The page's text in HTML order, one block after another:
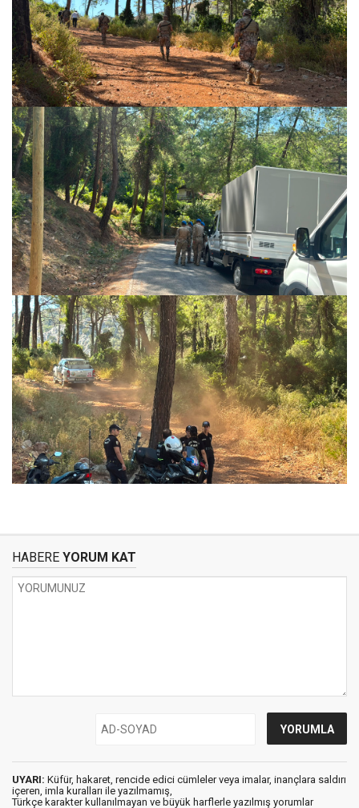
HABERE YORUM KAT
UYARI: Küfür, hakaret, rencide edici cümleler veya imalar, inançlara saldırı
içeren, imla kuralları ile yazılmamış,
Türkçe karakter kullanılmayan ve büyük harflerle yazılmış yorumlar